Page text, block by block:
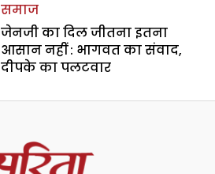
समाज
जेनजी का दिल जीतना इतना
आसान नहीं : भागवत का संवाद,
दीपके का पलटवार